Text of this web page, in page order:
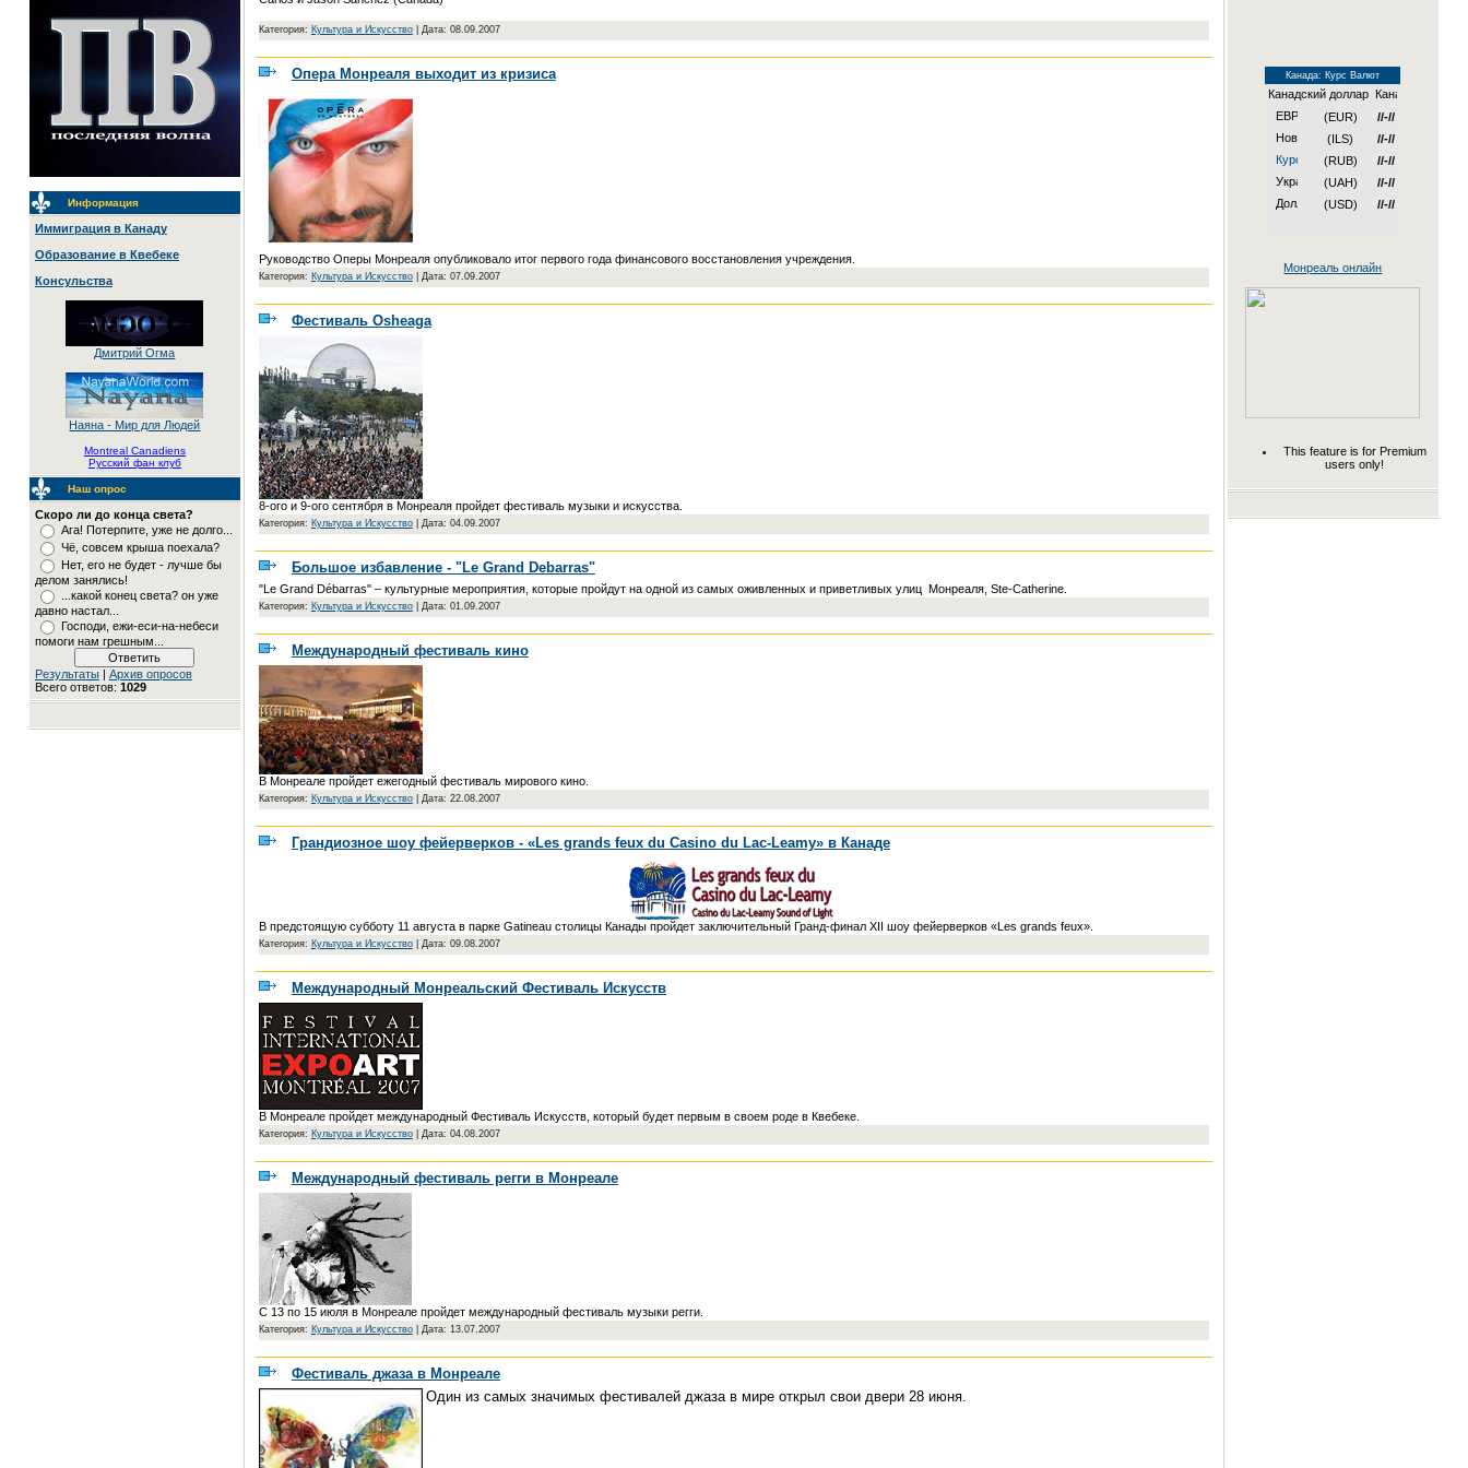
Информация
Иммиграция в Канаду
Образование в Квебеке
Консульства
Дмитрий Огма
Наяна - Мир для Людей
Montreal Canadiens
Русский фан клуб
Наш опрос
Скоро ли до конца света?
Ага! Потерпите, уже не долго...
Чё, совсем крыша поехала?
Нет, его не будет - лучше бы
делом занялись!
...какой конец света? он уже
давно настал...
Господи, ежи-еси-на-небеси
помоги нам грешным...
Результаты| Архив опросов
Всего ответов: 1029
Категория: Культура и Искусство| Дата: 08.09.2007
Опера Монреаля выходит из кризиса
Руководство Оперы Монреаля опубликовало итог первого года финансового восстановления учреждения.
Категория: Культура и Искусство| Дата: 07.09.2007
Фестиваль Osheaga
8-ого и 9-ого сентября в Монреаля пройдет фестиваль музыки и искусства.
Категория: Культура и Искусство| Дата: 04.09.2007
Большое избавление - "Le Grand Debarras"
"Le Grand Débarras" – культурные мероприятия, которые пройдут на одной из самых оживленных и приветливых улиц Монреаля, Ste-Catherine.
Категория: Культура и Искусство| Дата: 01.09.2007
Международный фестиваль кино
В Монреале пройдет ежегодный фестиваль мирового кино.
Категория: Культура и Искусство| Дата: 22.08.2007
Грандиозное шоу фейерверков - «Les grands feux du Casino du Lac-Leamy» в Канаде
В предстоящую субботу 11 августа в парке Gatineau столицы Канады пройдет заключительный Гранд-финал XII шоу фейерверков «Les grands feux».
Категория: Культура и Искусство| Дата: 09.08.2007
Международный Монреальский Фестиваль Искусств
В Монреале пройдет международный Фестиваль Искусств, который будет первым в своем роде в Квебеке.
Категория: Культура и Искусство| Дата: 04.08.2007
Международный фестиваль регги в Монреале
С 13 по 15 июля в Монреале пройдет международный фестиваль музыки регги.
Категория: Культура и Искусство| Дата: 13.07.2007
Фестиваль джаза в Монреале
Один из самых значимых фестивалей джаза в мире открыл свои двери 28 июня.
Канада: Курс Валют
Канадский доллар
(EUR)
//-//
(ILS)
//-//
(RUB)
//-//
(UAH)
//-//
(USD)
//-//
Монреаль онлайн
This feature is for Premium
users only!